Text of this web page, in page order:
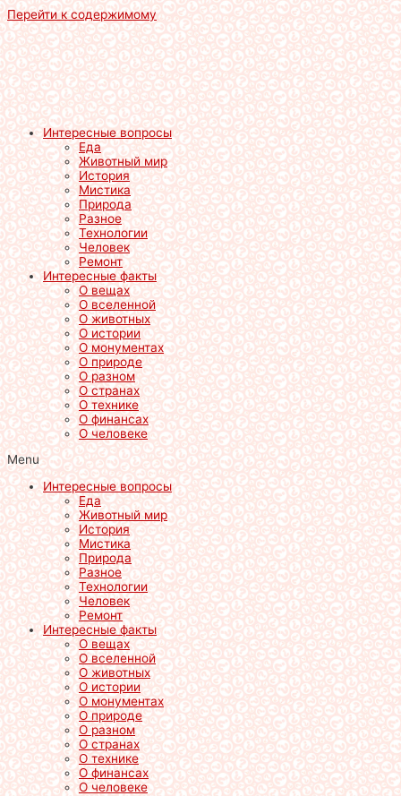
Перейти к содержимому
Интересные вопросы
Еда
Животный мир
История
Мистика
Природа
Разное
Технологии
Человек
Ремонт
Интересные факты
О вещах
О вселенной
О животных
О истории
О монументах
О природе
О разном
О странах
О технике
О финансах
О человеке
Menu
Интересные вопросы
Еда
Животный мир
История
Мистика
Природа
Разное
Технологии
Человек
Ремонт
Интересные факты
О вещах
О вселенной
О животных
О истории
О монументах
О природе
О разном
О странах
О технике
О финансах
О человеке